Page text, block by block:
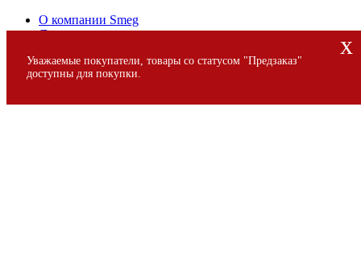
x
Уважаемые покупатели, товары со статусом "Предзаказ"
доступны для покупки.
О компании Smeg
Доставка и оплата
Сервис